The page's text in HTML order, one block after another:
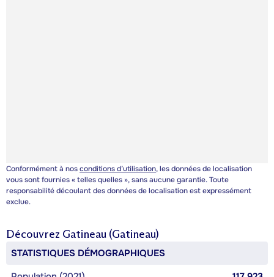
Conformément à nosconditions d’utilisation, les données de localisation
vous sont fournies « telles quelles », sans aucune garantie. Toute
responsabilité découlant des données de localisation est expressément
exclue.
Découvrez Gatineau (Gatineau)
STATISTIQUES DÉMOGRAPHIQUES